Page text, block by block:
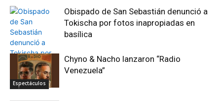
Espectáculos
Obispado de San Sebastián denunció a
Tokischa por fotos inapropiadas en
basílica
Espectáculos
Chyno & Nacho lanzaron “Radio
Venezuela”